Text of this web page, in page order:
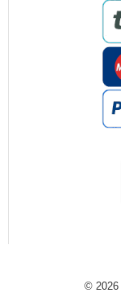
© 2026